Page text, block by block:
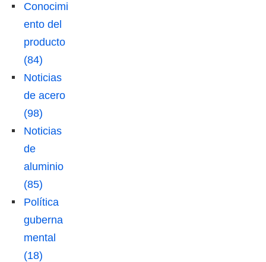
Conocimi
ento del
producto
(84)
Noticias
de acero
(98)
Noticias
de
aluminio
(85)
Política
guberna
mental
(18)